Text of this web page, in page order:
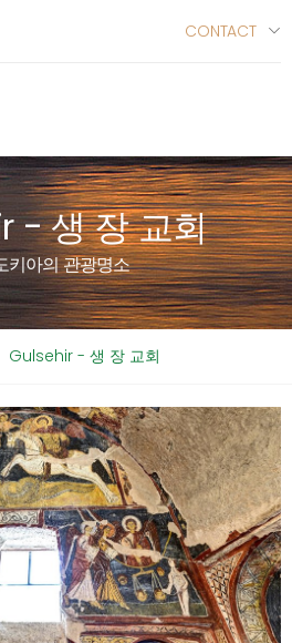
CONTACT
mobile menu
- 생 장 교회
키아의 관광명소
Gulsehir - 생 장 교회